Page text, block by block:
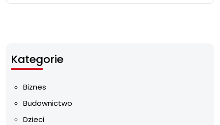
Kategorie
Biznes
Budownictwo
Dzieci